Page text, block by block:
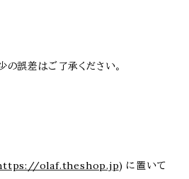
誤差はご了承ください。
olaf.theshop.jp) に置いて